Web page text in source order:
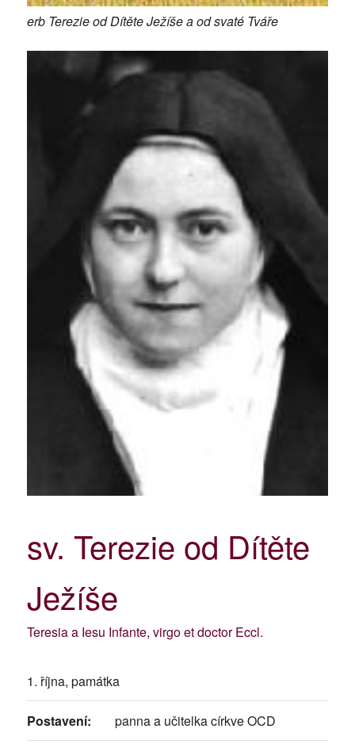
erb Terezie od Dítěte Ježíše a od svaté Tváře
sv. Terezie od Dítěte
Ježíše
Teresia a Iesu Infante, virgo et doctor Eccl.
1. října, památka
Postavení: panna a učitelka církve OCD